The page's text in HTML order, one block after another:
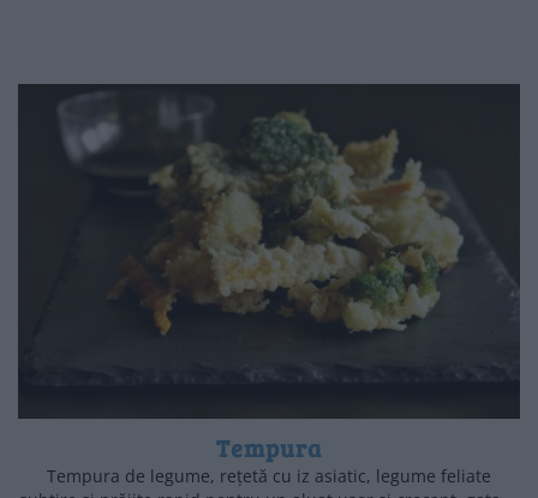
Tempura
Tempura de legume, rețetă cu iz asiatic, legume feliate